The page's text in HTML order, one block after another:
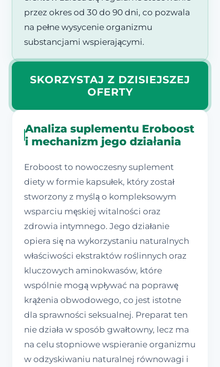
przez okres od 30 do 90 dni, co pozwala
na pełne wysycenie organizmu
substancjami wspierającymi.
SKORZYSTAJ Z DZISIEJSZEJ
OFERTY
Analiza suplementu Eroboost
i mechanizm jego działania
Eroboost to nowoczesny suplement
diety w formie kapsułek, który został
stworzony z myślą o kompleksowym
wsparciu męskiej witalności oraz
zdrowia intymnego. Jego działanie
opiera się na wykorzystaniu naturalnych
właściwości ekstraktów roślinnych oraz
kluczowych aminokwasów, które
wspólnie mogą wpływać na poprawę
krążenia obwodowego, co jest istotne
dla sprawności seksualnej. Preparat ten
nie działa w sposób gwałtowny, lecz ma
na celu stopniowe wspieranie organizmu
w odzyskiwaniu naturalnej równowagi i